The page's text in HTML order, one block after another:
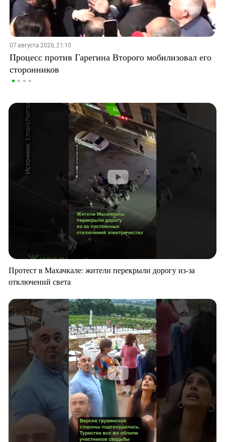
07 августа 2026, 21:10
Процесс против Гарегина Второго мобилизовал его
сторонников
Протест в Махачкале: жители перекрыли дорогу из-за
отключений света